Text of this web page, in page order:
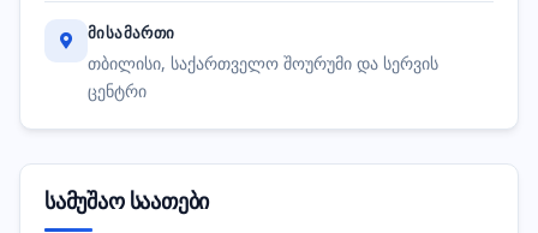
ᲛᲘᲡᲐᲛᲐᲠᲗᲘ
თბილისი, საქართველო შოურუმი და სერვის
ცენტრი
სამუშაო საათები